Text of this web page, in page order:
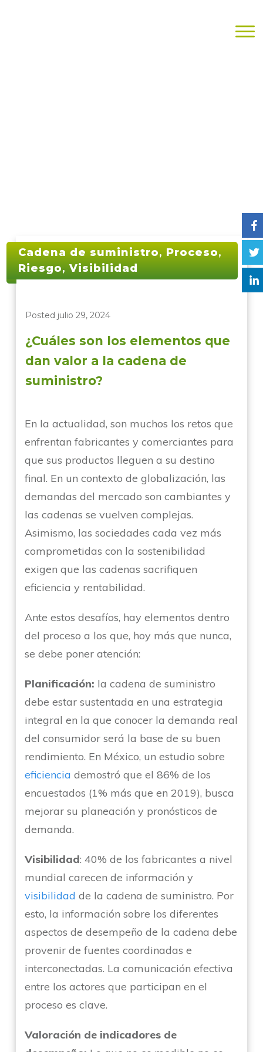
Cadena de suministro, Proceso,
Riesgo,Visibilidad
Posted julio 29, 2024
¿Cuáles son los elementos que
dan valor a la cadena de
suministro?
En la actualidad, son muchos los retos que
enfrentan fabricantes y comerciantes para
que sus productos lleguen a su destino
final. En un contexto de globalización, las
demandas del mercado son cambiantes y
las cadenas se vuelven complejas.
Asimismo, las sociedades cada vez más
comprometidas con la sostenibilidad
exigen que las cadenas sacrifiquen
eficiencia y rentabilidad.
Ante estos desafíos, hay elementos dentro
del proceso a los que, hoy más que nunca,
se debe poner atención:
Planificación: la cadena de suministro
debe estar sustentada en una estrategia
integral en la que conocer la demanda real
del consumidor será la base de su buen
rendimiento. En México, un estudio sobre
eficiencia demostró que el 86% de los
encuestados (1% más que en 2019), busca
mejorar su planeación y pronósticos de
demanda.
Visibilidad: 40% de los fabricantes a nivel
mundial carecen de información y
visibilidad de la cadena de suministro. Por
esto, la información sobre los diferentes
aspectos de desempeño de la cadena debe
provenir de fuentes coordinadas e
interconectadas. La comunicación efectiva
entre los actores que participan en el
proceso es clave.
Valoración de indicadores de